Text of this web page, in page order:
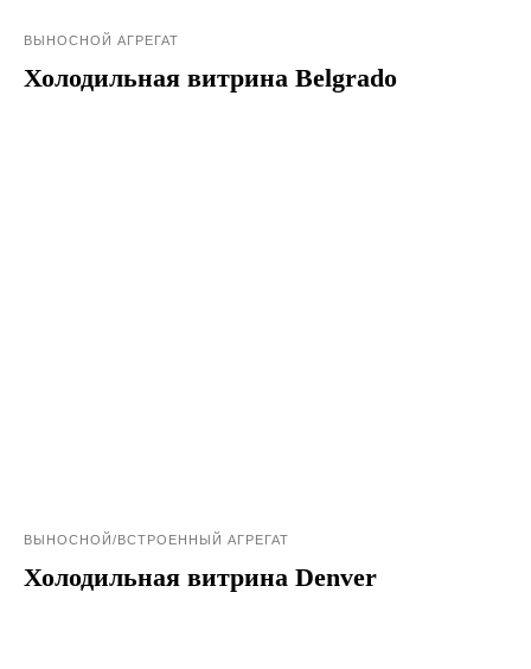
ВЫНОСНОЙ АГРЕГАТ
Холодильная витрина Belgrado
ВЫНОСНОЙ/ВСТРОЕННЫЙ АГРЕГАТ
Холодильная витрина Denver